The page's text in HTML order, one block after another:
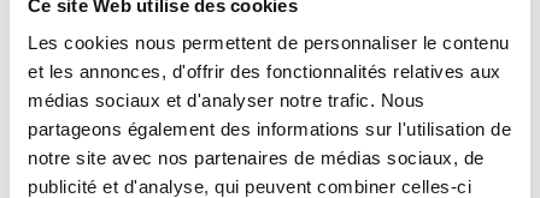
Ce site Web utilise des cookies
Les cookies nous permettent de personnaliser le contenu
et les annonces, d'offrir des fonctionnalités relatives aux
médias sociaux et d'analyser notre trafic. Nous
partageons également des informations sur l'utilisation de
notre site avec nos partenaires de médias sociaux, de
publicité et d'analyse, qui peuvent combiner celles-ci
Qualifications et diplômes :
Profil recherché :